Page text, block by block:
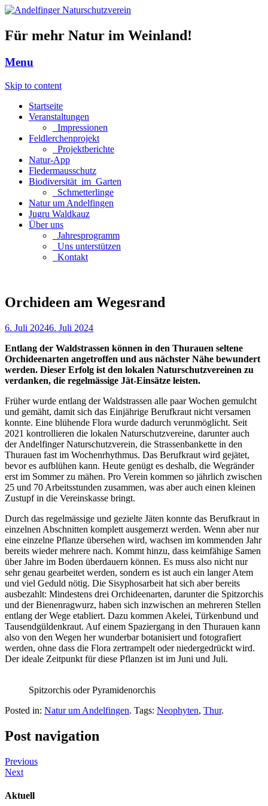
Für mehr Natur im Weinland!
Menu
Skip to content
Startseite
Veranstaltungen
_Impressionen
Feldlerchenprojekt
_Projektberichte
Natur-App
Fledermausschutz
Biodiversität_im_Garten
_Schmetterlinge
Natur um Andelfingen
Jugru Waldkauz
Über uns
_Jahresprogramm
_Uns unterstützen
_Kontakt
Orchideen am Wegesrand
6. Juli 20246. Juli 2024
Entlang der Waldstrassen können in den Thurauen seltene
Orchideenarten angetroffen und aus nächster Nähe bewundert
werden. Dieser Erfolg ist den lokalen Naturschutzvereinen zu
verdanken, die regelmässige Jät-Einsätze leisten.
Früher wurde entlang der Waldstrassen alle paar Wochen gemulcht
und gemäht, damit sich das Einjährige Berufkraut nicht versamen
konnte. Eine blühende Flora wurde dadurch verunmöglicht. Seit
2021 kontrollieren die lokalen Naturschutzvereine, darunter auch
der Andelfinger Naturschutzverein, die Strassenbankette in den
Thurauen fast im Wochenrhythmus. Das Berufkraut wird gejätet,
bevor es aufblühen kann. Heute genügt es deshalb, die Wegränder
erst im Sommer zu mähen. Pro Verein kommen so jährlich zwischen
25 und 70 Arbeitsstunden zusammen, was aber auch einen kleinen
Zustupf in die Vereinskasse bringt.
Durch das regelmässige und gezielte Jäten konnte das Berufkraut in
einzelnen Abschnitten komplett ausgemerzt werden. Wenn aber nur
eine einzelne Pflanze übersehen wird, wachsen im kommenden Jahr
bereits wieder mehrere nach. Kommt hinzu, dass keimfähige Samen
über Jahre im Boden überdauern können. Es muss also nicht nur
sehr genau gearbeitet werden, sondern es ist auch ein langer Atem
und viel Geduld nötig. Die Sisyphosarbeit hat sich aber bereits
ausbezahlt: Mindestens drei Orchideenarten, darunter die Spitzorchis
und der Bienenragwurz, haben sich inzwischen an mehreren Stellen
entlang der Wege etabliert. Dazu kommen Akelei, Türkenbund und
Tausendgüldenkraut. Auf einem Spaziergang in den Thurauen kann
also von den Wegen her wunderbar botanisiert und fotografiert
werden, ohne dass die Flora zertrampelt oder niedergedrückt wird.
Der ideale Zeitpunkt für diese Pflanzen ist im Juni und Juli.
Spitzorchis oder Pyramidenorchis
Posted in: Natur um Andelfingen. Tags: Neophyten, Thur.
Post navigation
Previous
Next
Aktuell